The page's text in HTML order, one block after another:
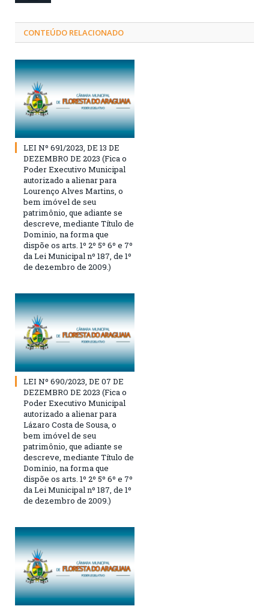
CONTEÚDO RELACIONADO
LEI Nº 691/2023, DE 13 DE
DEZEMBRO DE 2023 (Fica o
Poder Executivo Municipal
autorizado a alienar para
Lourenço Alves Martins, o
bem imóvel de seu
patrimônio, que adiante se
descreve, mediante Título de
Dominio, na forma que
dispõe os arts. 1º 2º 5º 6º e 7º
da Lei Municipal nº 187, de 1º
de dezembro de 2009.)
LEI Nº 690/2023, DE 07 DE
DEZEMBRO DE 2023 (Fica o
Poder Executivo Municipal
autorizado a alienar para
Lázaro Costa de Sousa, o
bem imóvel de seu
patrimônio, que adiante se
descreve, mediante Título de
Dominio, na forma que
dispõe os arts. 1º 2º 5º 6º e 7º
da Lei Municipal nº 187, de 1º
de dezembro de 2009.)